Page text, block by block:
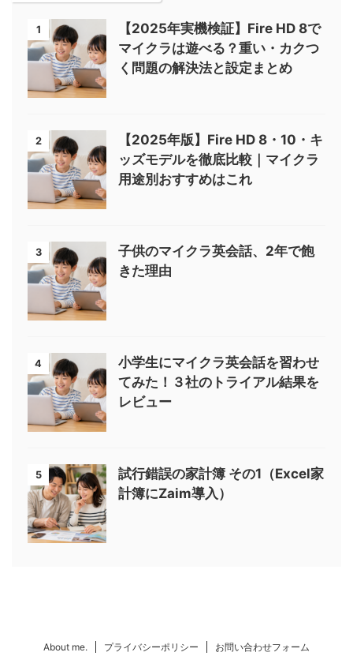
1
【2025年実機検証】Fire HD 8で
マイクラは遊べる？重い・カクつ
く問題の解決法と設定まとめ
2
【2025年版】Fire HD 8・10・キ
ッズモデルを徹底比較｜マイクラ
用途別おすすめはこれ
3
子供のマイクラ英会話、2年で飽
きた理由
4
小学生にマイクラ英会話を習わせ
てみた！３社のトライアル結果を
レビュー
5
試行錯誤の家計簿 その1（Excel家
計簿にZaim導入）
About me. プライバシーポリシー お問い合わせフォーム